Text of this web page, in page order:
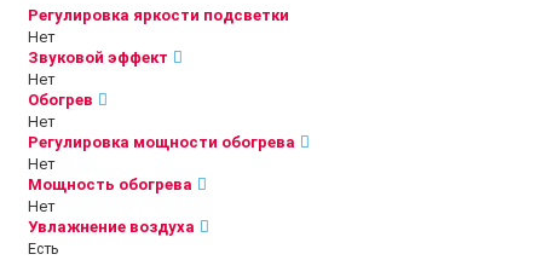
Регулировка яркости подсветки
Нет
Звуковой эффект
Нет
Обогрев
Нет
Регулировка мощности обогрева
Нет
Мощность обогрева
Нет
Увлажнение воздуха
Есть